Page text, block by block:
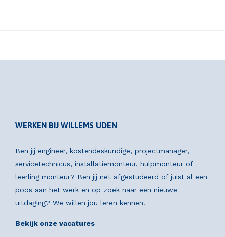
WERKEN BIJ WILLEMS UDEN
Ben jij engineer, kostendeskundige, projectmanager,
servicetechnicus, installatiemonteur, hulpmonteur of
leerling monteur? Ben jij net afgestudeerd of juist al een
poos aan het werk en op zoek naar een nieuwe
uitdaging? We willen jou leren kennen.
Bekijk onze vacatures